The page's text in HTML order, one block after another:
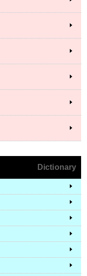
Dictionary